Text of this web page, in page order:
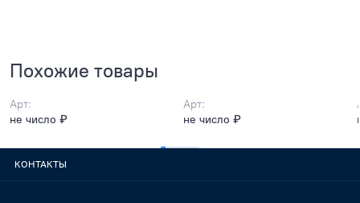
Похожие товары
Арт:
не число ₽
Арт:
не число ₽
КОНТАКТЫ